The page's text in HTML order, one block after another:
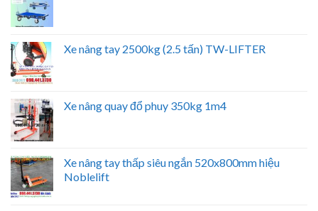
Xe nâng tay 2500kg (2.5 tấn) TW-LIFTER
Xe nâng quay đổ phuy 350kg 1m4
Xe nâng tay thấp siêu ngắn 520x800mm hiệu
Noblelift